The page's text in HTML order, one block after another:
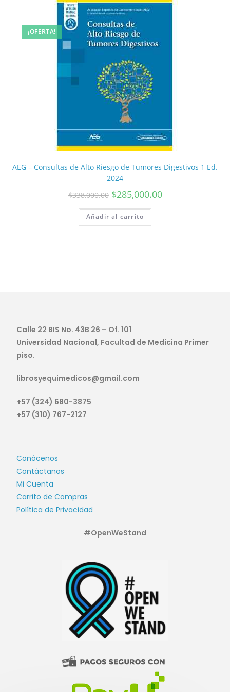
¡OFERTA!
AEG – Consultas de Alto Riesgo de Tumores Digestivos 1 Ed.
2024
$338,000.00 $285,000.00
Añadir al carrito
Calle 22 BIS No. 43B 26 – Of. 101
Universidad Nacional, Facultad de Medicina Primer
piso.
librosyequimedicos@gmail.com
+57 (324) 680-3875
+57 (310) 767-2127
Conócenos
Contáctanos
Mi Cuenta
Carrito de Compras
Política de Privacidad
#OpenWeStand